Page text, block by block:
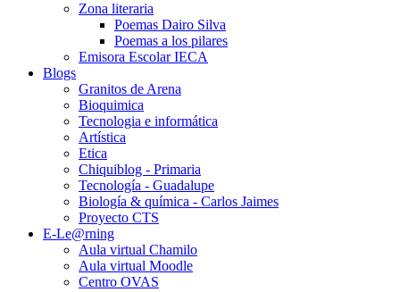
Zona literaria
Poemas Dairo Silva
Poemas a los pilares
Emisora Escolar IECA
Blogs
Granitos de Arena
Bioquimica
Tecnologia e informática
Artística
Etica
Chiquiblog - Primaria
Tecnología - Guadalupe
Biología & química - Carlos Jaimes
Proyecto CTS
E-Le@rning
Aula virtual Chamilo
Aula virtual Moodle
Centro OVAS